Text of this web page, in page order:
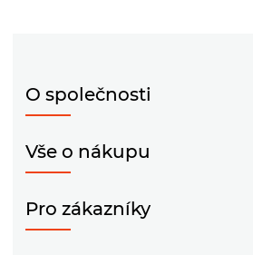
O společnosti
Vše o nákupu
Pro zákazníky